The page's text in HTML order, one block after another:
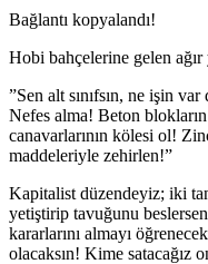
Bağlantı kopyalandı!
Hobi bahçelerine gelen
​”Sen alt sınıfsın, ne işin
Nefes alma! Beton
canavarlarının kölesi ol!
maddeleriyle zehirlen!”
​Kapitalist düzendeyiz; iki
yetiştirip tavuğunu
kararlarını almayı
olacaksın! Kime satacağız